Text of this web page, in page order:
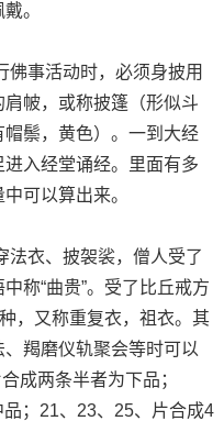
。
事活动时，必须身披用
帔，或称披篷（形似斗
鬃，黄色）。一到大经
入经堂诵经。里面有多
可以算出来。
衣、披袈裟，僧人受了
称“曲贵”。受了比丘戒方
，又称重复衣，祖衣。其
羯磨仪轨聚会等时可以
成两条半者为下品；
；21、23、25、片合成4